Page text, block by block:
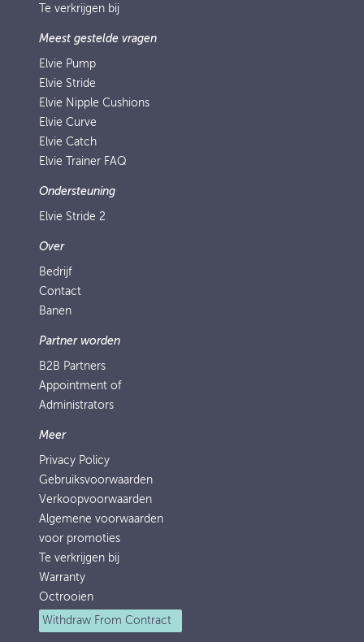
Te verkrijgen bij
Meest gestelde vragen
Elvie Pump
Elvie Stride
Elvie Nipple Cushions
Elvie Curve
Elvie Catch
Elvie Trainer FAQ
Ondersteuning
Elvie Stride 2
Over
Bedrijf
Contact
Banen
Partner worden
B2B Partners
Appointment of
Administrators
Meer
Privacy Policy
Gebruiksvoorwaarden
Verkoopvoorwaarden
Algemene voorwaarden
voor promoties
Te verkrijgen bij
Warranty
Octrooien
Withdraw From Contract